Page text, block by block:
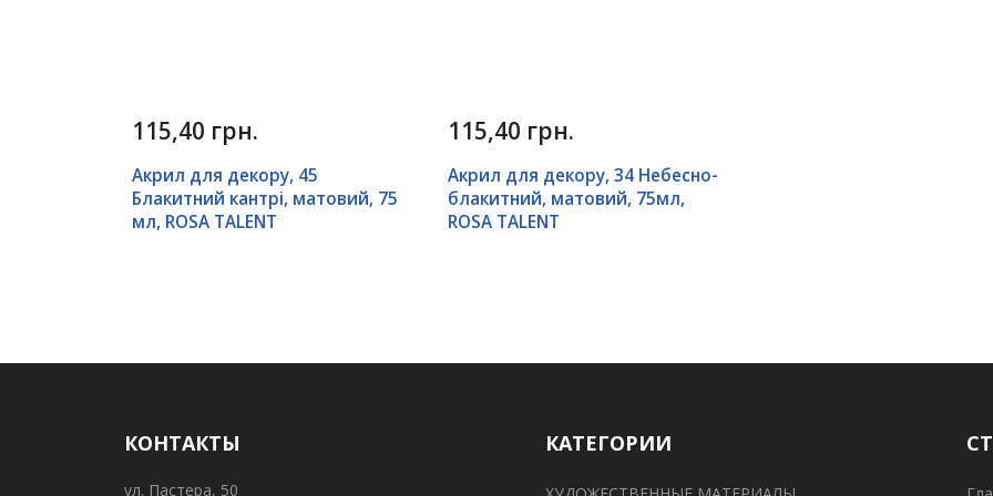
115,40 грн.
Акрил для декору, 45
Блакитний кантрі, матовий, 75
мл, ROSA TALENT
115,40 грн.
Акрил для декору, 34 Небесно-
блакитний, матовий, 75мл,
ROSA TALENT
КОНТАКТЫ
ул. Пастера, 50
КАТЕГОРИИ